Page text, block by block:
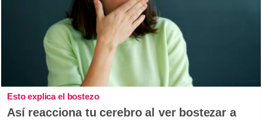
Esto explica el bostezo
Así reacciona tu cerebro al ver bostezar a